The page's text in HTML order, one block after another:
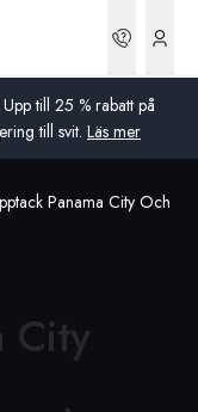
till 25 % rabatt på
till svit. Läs mer
Panama City Och
City